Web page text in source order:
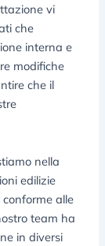
vi
che
interna e
modifiche
che il
nella
edilizie
alle
team ha
in diversi